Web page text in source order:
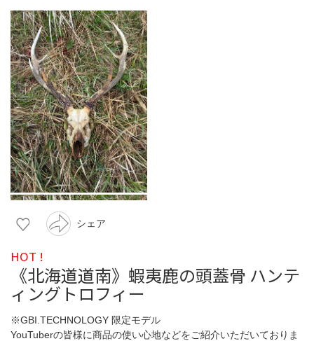
シェア
HOT !
《北海道道南》蝦夷鹿の頭蓋骨 ハンテ
ィングトロフィー
※GBI.TECHNOLOGY 限定モデル
YouTuberの皆様に商品の使い心地などをご紹介いただいておりま